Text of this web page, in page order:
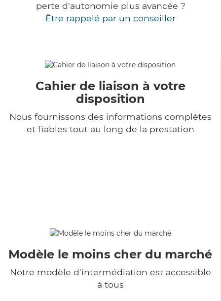
perte d'autonomie plus avancée ?
Être rappelé par un conseiller
Cahier de liaison à votre
disposition
Nous fournissons des informations complètes
et fiables tout au long de la prestation
Modèle le moins cher du marché
Notre modèle d'intermédiation est accessible
à tous